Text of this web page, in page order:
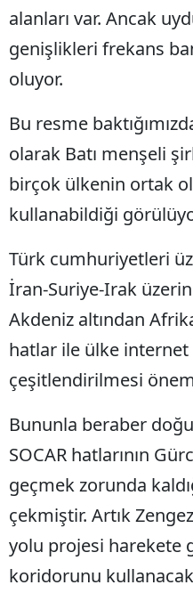
alanları var. Ancak
genişlikleri frekans
oluyor.
Bu resme
olarak Batı menşeli
birçok ülkenin ortak
kullanabildiği
Türk cumhuriyetleri
İran-Suriye-Irak
Akdeniz altından
hatlar ile ülke internet
çeşitlendirilmesi
Bununla beraber
SOCAR hatlarının
geçmek zorunda
çekmiştir. Artık
yolu projesi harekete
koridorunu